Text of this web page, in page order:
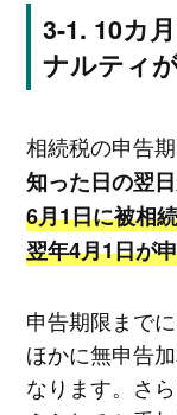
10カ
ナルティ
相続税の申告
知った日の翌
6月1日に被相
翌年4月1日が
申告期限まで
ほかに無申告
なります。さ